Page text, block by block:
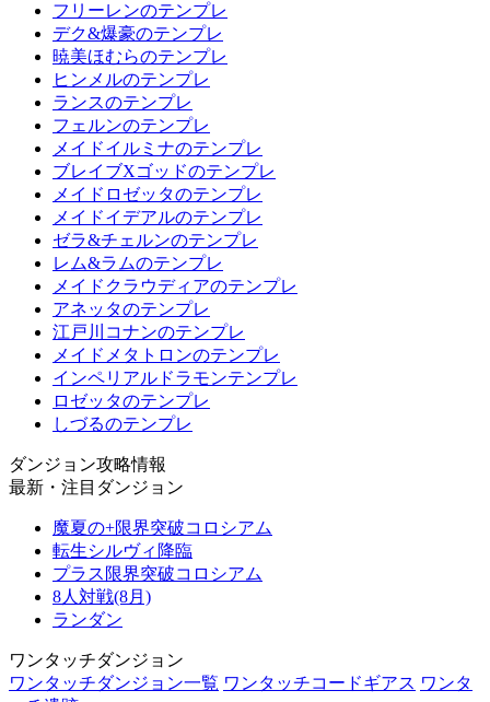
フリーレンのテンプレ
デク&爆豪のテンプレ
暁美ほむらのテンプレ
ヒンメルのテンプレ
ランスのテンプレ
フェルンのテンプレ
メイドイルミナのテンプレ
ブレイブXゴッドのテンプレ
メイドロゼッタのテンプレ
メイドイデアルのテンプレ
ゼラ&チェルンのテンプレ
レム&ラムのテンプレ
メイドクラウディアのテンプレ
アネッタのテンプレ
江戸川コナンのテンプレ
メイドメタトロンのテンプレ
インペリアルドラモンテンプレ
ロゼッタのテンプレ
しづるのテンプレ
ダンジョン攻略情報
最新・注目ダンジョン
魔夏の+限界突破コロシアム
転生シルヴィ降臨
プラス限界突破コロシアム
8人対戦(8月)
ランダン
ワンタッチダンジョン
ワンタッチダンジョン一覧 ワンタッチコードギアス ワンタ